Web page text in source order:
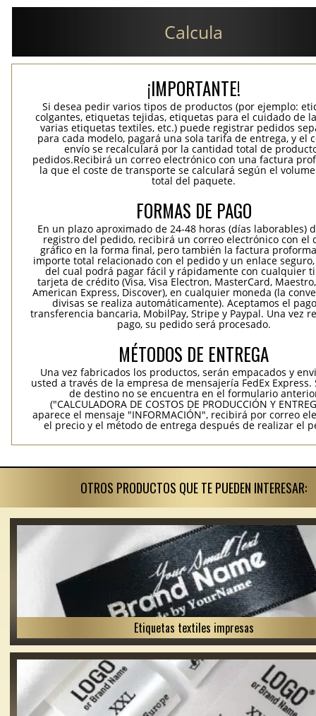
Calcula
¡IMPORTANTE!
Si desea pedir varios tipos de productos (por ejemplo:
colgantes, etiquetas tejidas, etiquetas para el cuidado de
varias etiquetas textiles, etc.) puede registrar pedidos
para cada modelo, pagará una sola tarifa de entrega, y el
envío se recalculará por la cantidad total de
pedidos.Recibirá un correo electrónico con una factura
la que el coste de transporte se calculará según el
total del paquete.
FORMAS DE PAGO
En un plazo aproximado de 24-48 horas (días laborables)
registro del pedido, recibirá un correo electrónico con el
gráfico en la forma final, pero también la factura
importe total relacionado con el pedido y un enlace
del cual podrá pagar fácil y rápidamente con cualquier
tarjeta de crédito (Visa, Visa Electron, MasterCard,
American Express, Discover), en cualquier moneda (la
divisas se realiza automáticamente). Aceptamos el
transferencia bancaria, MobilPay, Stripe y Paypal. Una vez
pago, su pedido será procesado.
MÉTODOS DE ENTREGA
Una vez fabricados los productos, serán empacados y
usted a través de la empresa de mensajería FedEx Express.
de destino no se encuentra en el formulario
("CALCULADORA DE COSTOS DE PRODUCCIÓN Y
aparece el mensaje "INFORMACIÓN", recibirá por correo
el precio y el método de entrega después de realizar el
OTROS PRODUCTOS QUE TE PUEDEN INTERESAR:
Etiquetas textiles impresas